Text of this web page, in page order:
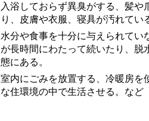
入浴しておらず異臭がする、髪や
り、皮膚や衣服、寝具が汚れてい
水分や食事を十分に与えられてい
が長時間にわたって続いたり、脱
態にある。
室内にごみを放置する、冷暖房を
な住環境の中で生活させる。など